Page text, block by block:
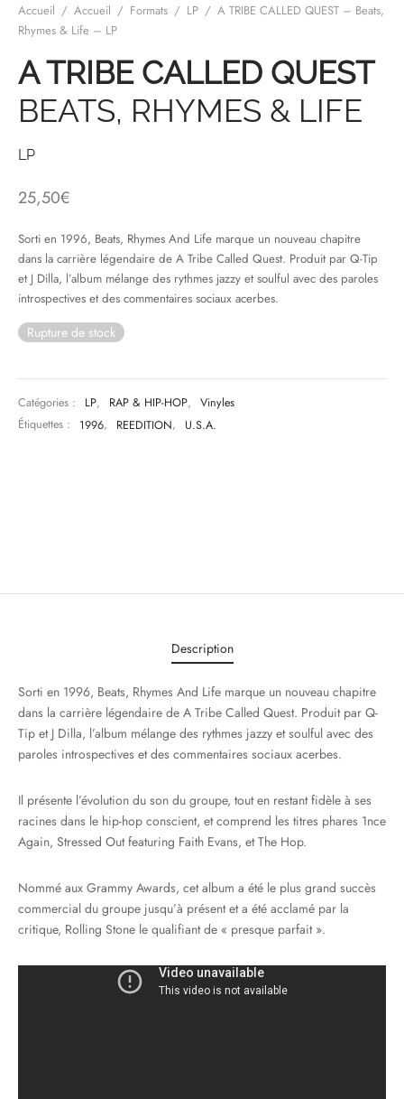
Accueil / Accueil / Formats / LP / A TRIBE CALLED QUEST – Beats,
Rhymes & Life – LP
A TRIBE CALLED QUEST
BEATS, RHYMES & LIFE
LP
25,50€
Sorti en 1996, Beats, Rhymes And Life marque un nouveau chapitre
dans la carrière légendaire de A Tribe Called Quest. Produit par Q-Tip
et J Dilla, l’album mélange des rythmes jazzy et soulful avec des paroles
introspectives et des commentaires sociaux acerbes.
Rupture de stock
Catégories : LP, RAP & HIP-HOP,
Vinyles
Étiquettes :
1996, REEDITION, U.S.A.
Description
Sorti en 1996, Beats, Rhymes And Life marque un nouveau chapitre
dans la carrière légendaire de A Tribe Called Quest. Produit par Q-
Tip et J Dilla, l’album mélange des rythmes jazzy et soulful avec des
paroles introspectives et des commentaires sociaux acerbes.
Il présente l’évolution du son du groupe, tout en restant fidèle à ses
racines dans le hip-hop conscient, et comprend les titres phares 1nce
Again, Stressed Out featuring Faith Evans, et The Hop.
Nommé aux Grammy Awards, cet album a été le plus grand succès
commercial du groupe jusqu’à présent et a été acclamé par la
critique, Rolling Stone le qualifiant de « presque parfait ».
HIP-HOP
MUSIQUES IMPROVISEES
DU MONDE
CLASSIQUE
DAY 2025